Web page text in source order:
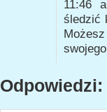
11:46
śledzić